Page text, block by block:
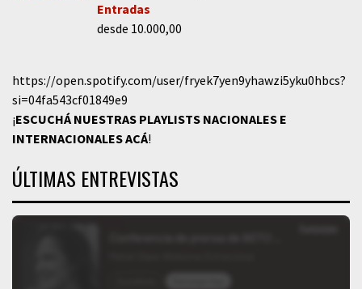
Entradas
desde 10.000,00
https://open.spotify.com/user/fryek7yen9yhawzi5yku0hbcs?
si=04fa543cf01849e9
¡ESCUCHÁ NUESTRAS PLAYLISTS NACIONALES E
INTERNACIONALESACÁ!
ÚLTIMAS ENTREVISTAS